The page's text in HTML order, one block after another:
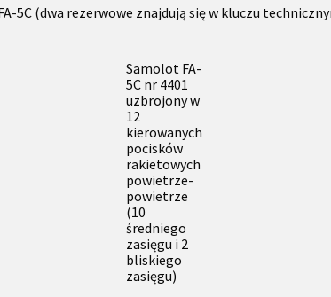
5C (dwa rezerwowe znajdują się w kluczu
Samolot FA-
5C nr 4401
uzbrojony w
12
kierowanych
pocisków
rakietowych
powietrze-
powietrze
(10
średniego
zasięgu i 2
bliskiego
zasięgu)